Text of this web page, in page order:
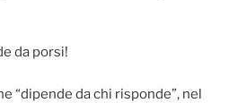
da porsi!
“dipende da chi risponde”, nel